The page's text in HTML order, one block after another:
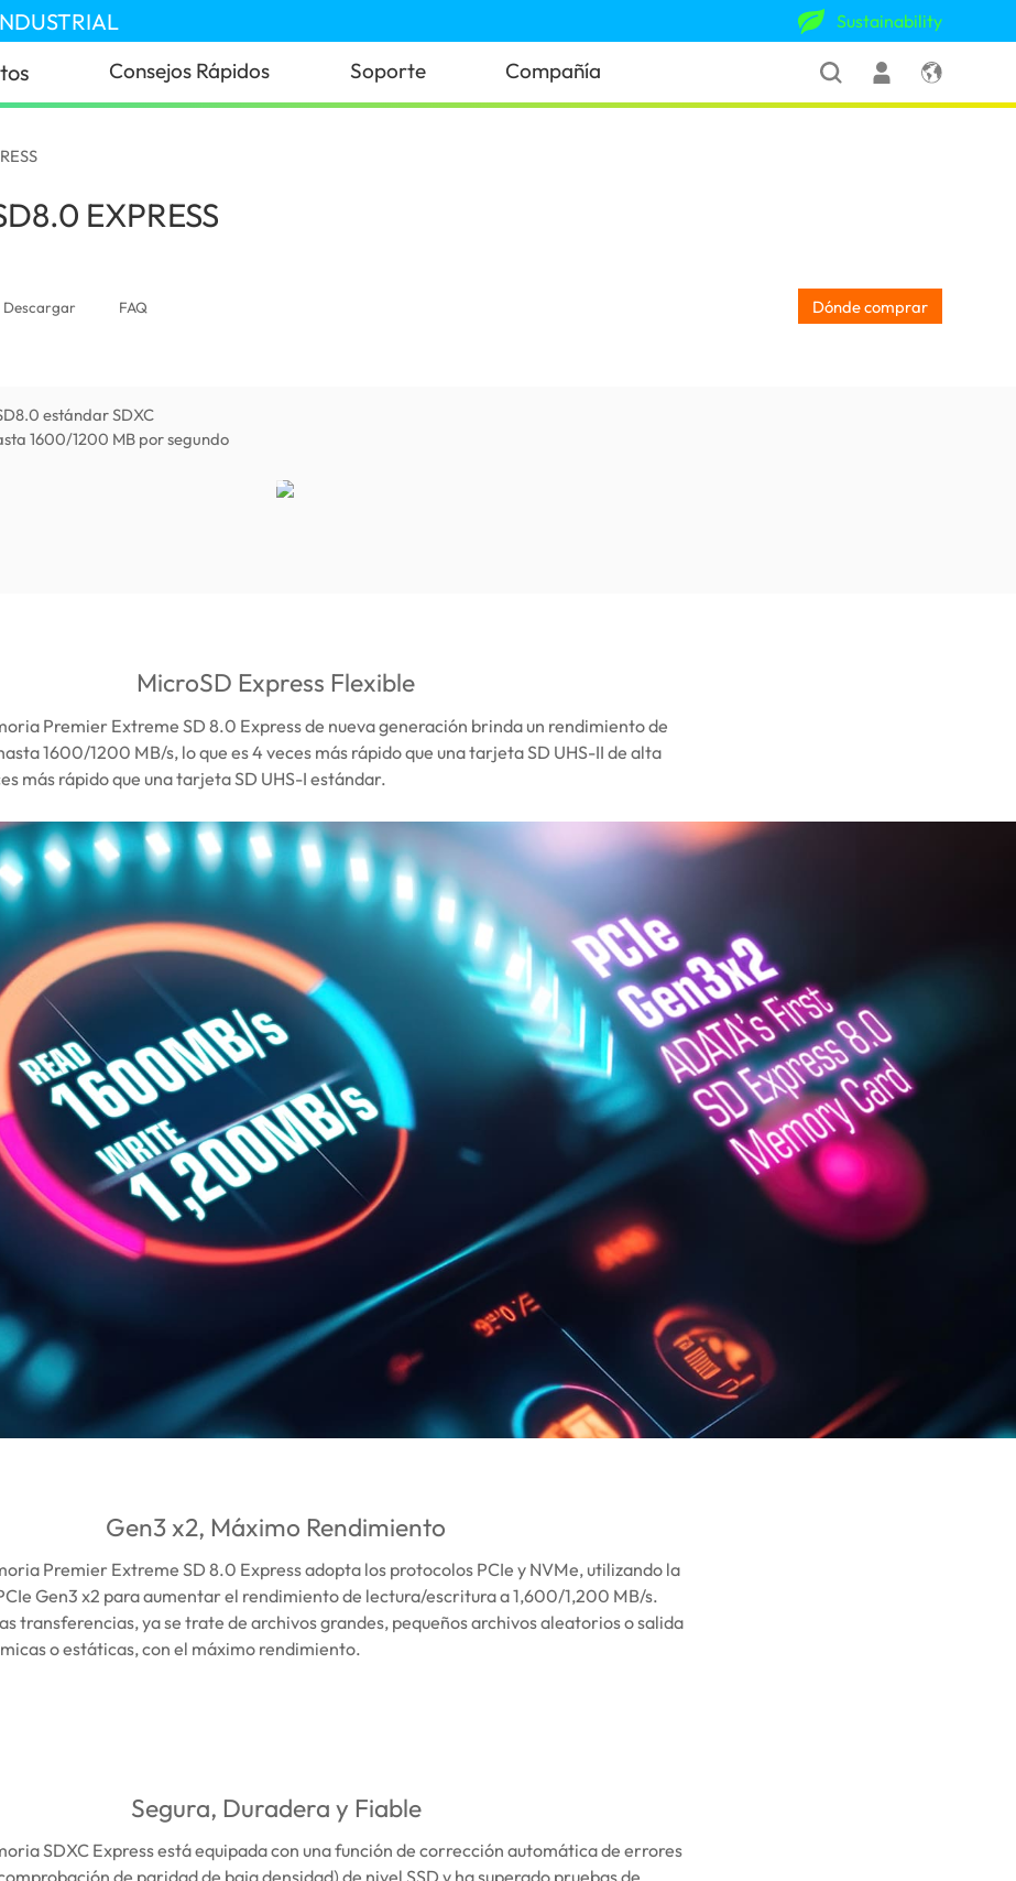
Sustainability
Consejos Rápidos Soporte Compañía
EXPRESS
Descargar FAQ Dónde comprar
estándar SDXC
1600/1200 MB por segundo
MicroSD Express Flexible
Premier Extreme SD 8.0 Express de nueva generación brinda un rendimiento de
1600/1200 MB/s, lo que es 4 veces más rápido que una tarjeta SD UHS-II de alta
más rápido que una tarjeta SD UHS-I estándar.
Gen3 x2, Máximo Rendimiento
Premier Extreme SD 8.0 Express adopta los protocolos PCIe y NVMe, utilizando la
Gen3 x2 para aumentar el rendimiento de lectura/escritura a 1,600/1,200 MB/s.
transferencias, ya se trate de archivos grandes, pequeños archivos aleatorios o salida
o estáticas, con el máximo rendimiento.
Segura, Duradera y Fiable
SDXC Express está equipada con una función de corrección automática de errores